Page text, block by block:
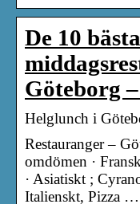
De 10 bästa
Göteborg
Helglunch i
Restauranger –
omdömen ·
· Asiatiskt ;
Italienskt, Pizza …